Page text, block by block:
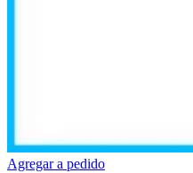
Agregar a pedido